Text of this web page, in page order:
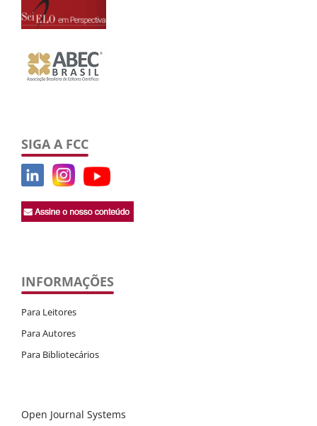
SIGA A FCC
INFORMAÇÕES
Para Leitores
Para Autores
Para Bibliotecários
Open Journal Systems